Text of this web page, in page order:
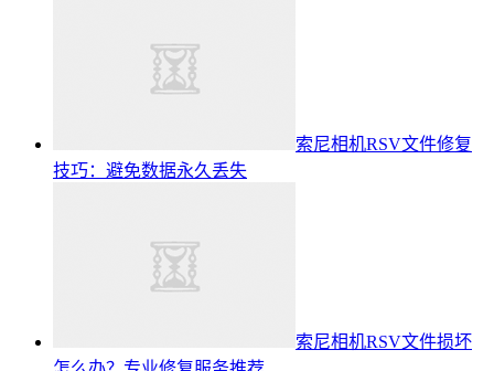
索尼相机RSV文件修复
技巧：避免数据永久丢失
索尼相机RSV文件损坏